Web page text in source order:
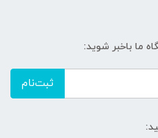
ما باخبر شوید:
ثبت‌نام